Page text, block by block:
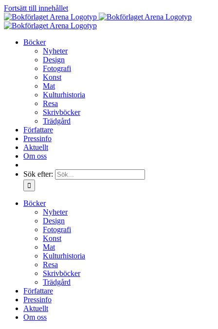
Fortsätt till innehållet
Böcker
Nyheter
Design
Fotografi
Konst
Mat
Kulturhistoria
Resa
Skrivböcker
Trädgård
Författare
Pressinfo
Aktuellt
Om oss
Sök efter:
Böcker
Nyheter
Design
Fotografi
Konst
Mat
Kulturhistoria
Resa
Skrivböcker
Trädgård
Författare
Pressinfo
Aktuellt
Om oss